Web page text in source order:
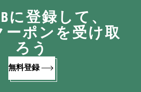
に登録して、
ーポンを受け取
ろう
無料登録